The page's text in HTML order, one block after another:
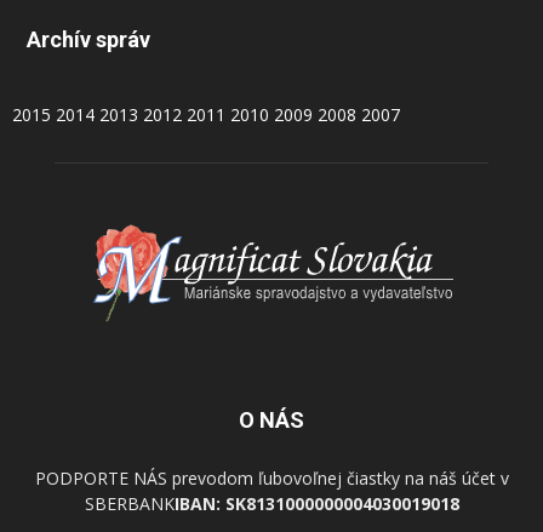
Archív správ
2015 2014 2013 2012 2011 2010 2009 2008 2007
O NÁS
PODPORTE NÁS prevodom ľubovoľnej čiastky na náš účet v
SBERBANKIBAN: SK8131000000004030019018